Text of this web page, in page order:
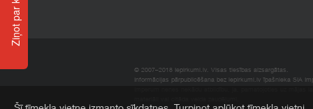
© 2007–2018 Iepirkumi.lv. Visas tiesības aizsargātas.
Informācijas pārpublicēšana bez iepirkumi.lv īpašnieka SIA